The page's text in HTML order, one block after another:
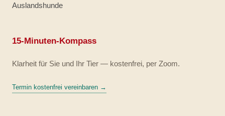
Auslandshunde
15-Minuten-Kompass
Klarheit für Sie und Ihr Tier — kostenfrei, per Zoom.
Termin kostenfrei vereinbaren →